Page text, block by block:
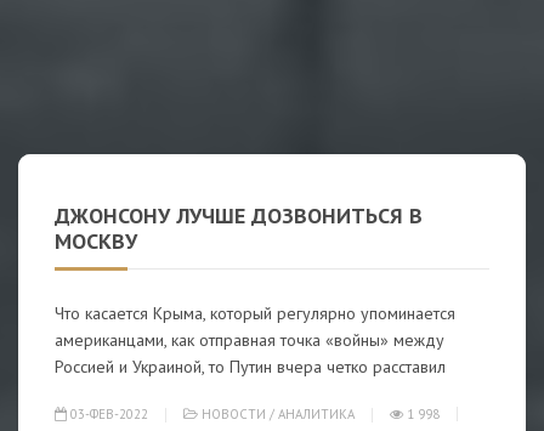
ДЖОНСОНУ ЛУЧШЕ ДОЗВОНИТЬСЯ В
МОСКВУ
Что касается Крыма, который регулярно упоминается
американцами, как отправная точка «войны» между
Россией и Украиной, то Путин вчера четко расставил
03-ФЕВ-2022 НОВОСТИ / АНАЛИТИКА
1 998